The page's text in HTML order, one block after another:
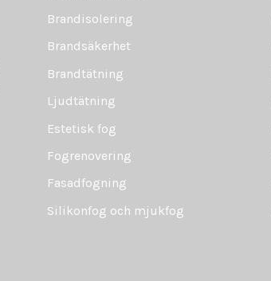
Brandisolering
Brandsäkerhet
Brandtätning
Ljudtätning
Estetisk fog
Fogrenovering
Fasadfogning
Silikonfog och mjukfog